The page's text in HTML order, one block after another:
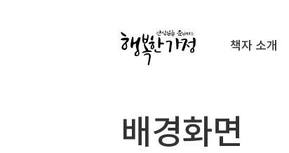
행
정
책자 소개
Submit
배경화면